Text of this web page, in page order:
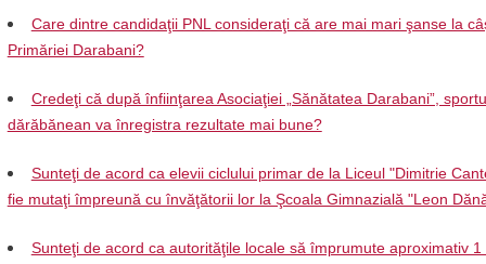
Care dintre candidaţii PNL consideraţi că are mai mari şanse la
Primăriei Darabani?
Credeţi că după înfiinţarea Asociaţiei „Sănătatea Darabani”,
dărăbănean va înregistra rezultate mai bune?
Sunteţi de acord ca elevii ciclului primar de la Liceul "Dimitrie
fie mutaţi împreună cu învăţătorii lor la Şcoala Gimnazială "Leon
Sunteţi de acord ca autorităţile locale să împrumute aproximativ 1